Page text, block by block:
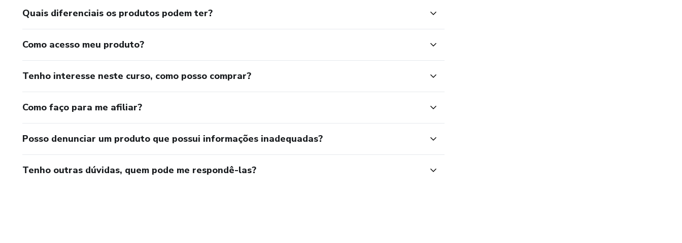
Quais diferenciais os produtos podem ter?
Como acesso meu produto?
Tenho interesse neste curso, como posso comprar?
Como faço para me afiliar?
Posso denunciar um produto que possui informações inadequadas?
Tenho outras dúvidas, quem pode me respondê-las?